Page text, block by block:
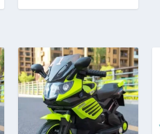
9
9
9
,
0
0
0
R
S
D
.